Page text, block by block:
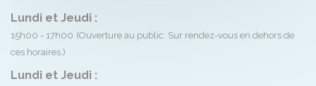
Lundi et Jeudi :
15h00 - 17h00 (Ouverture au public. Sur rendez-vous en dehors de
ces horaires.)
Lundi et Jeudi :